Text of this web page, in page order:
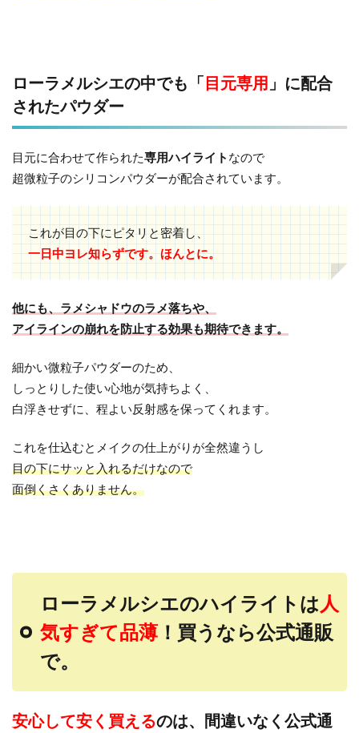
ローラメルシエの中でも「目元専用 」に配合
されたパウダー
目元に合わせて作られた専用ハイライト なので
超微粒子のシリコンパウダーが配合されています。
これが目の下にピタリと密着し、
一日中ヨレ知らずです。ほんとに。
他にも、ラメシャドウのラメ落ちや、
アイラインの崩れを防止する効果も期待できます。
細かい微粒子パウダーのため、
しっとりした使い心地が気持ちよく、
白浮きせずに、程よい反射感を保ってくれます。
これを仕込むとメイクの仕上がりが全然違うし
目の下にサッと入れるだけなので
面倒くさくありません。
ローラメルシエのハイライトは 人
気すぎて品薄 ！買うなら公式通販
で。
安心して安く買えるのは、間違いなく公式通